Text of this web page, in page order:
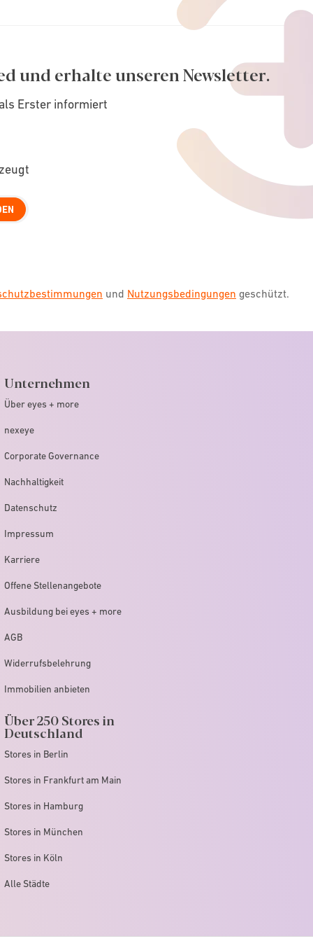
und erhalte unseren Newsletter.
Erster informiert
und Nutzungsbedingungen geschützt.
Unternehmen
Über eyes + more
nexeye
Corporate Governance
Nachhaltigkeit
Datenschutz
Impressum
Karriere
Offene Stellenangebote
Ausbildung bei eyes + more
AGB
Widerrufsbelehrung
Immobilien anbieten
Über 250 Stores in
Deutschland
Stores in Berlin
Stores in Frankfurt am Main
Stores in Hamburg
Stores in München
Stores in Köln
Alle Städte